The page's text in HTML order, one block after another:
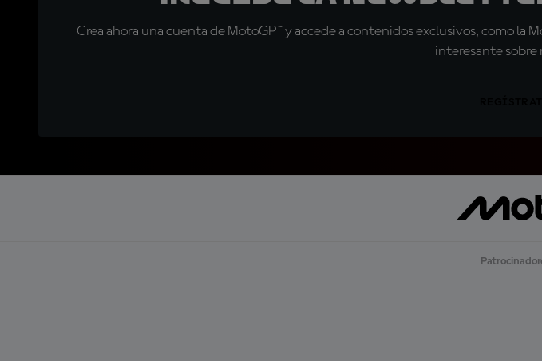
Crea ahora una cuenta de MotoGP™ y accede a contenidos exclusivos, como
interesante